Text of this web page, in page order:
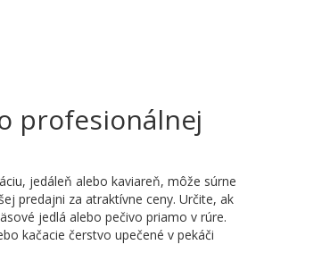
profesionálnej
jedáleň alebo kaviareň, môže súrne
predajni za atraktívne ceny. Určite, ak
jedlá alebo pečivo priamo v rúre.
kačacie čerstvo upečené v pekáči